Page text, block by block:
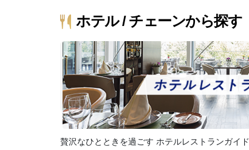
ホテル / チェーンから探す
贅沢なひとときを過ごす ホテルレストランガイド